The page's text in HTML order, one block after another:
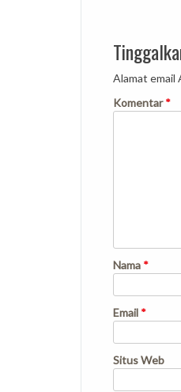
Alamat email
Komentar*
Nama *
Email *
Situs Web